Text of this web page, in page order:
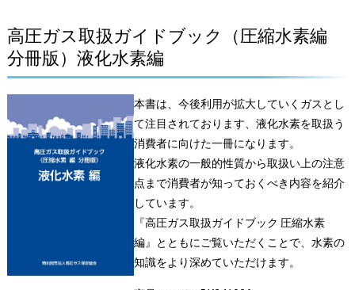
高圧ガス取扱ガイドブック（圧縮水素編
分冊版）液化水素編
本書は、今後利用が拡大していくガスとし
て注目されております、液化水素を取扱う
消費者に向けた一冊になります。
液化水素の一般的性質から取扱い上の注意
点まで消費者が知っておくべき内容を紹介
しています。
『高圧ガス取扱ガイドブック 圧縮水素
編』とともにご覧いただくことで、水素の
知識をより深めていただけます。